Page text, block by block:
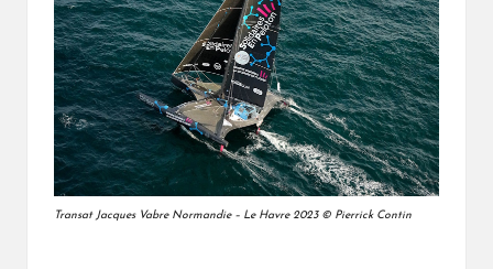
Transat Jacques Vabre Normandie – Le Havre 2023 © Pierrick Contin